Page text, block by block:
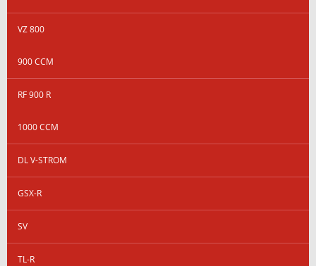
VZ 800
900 CCM
RF 900 R
1000 CCM
DL V-STROM
GSX-R
SV
TL-R